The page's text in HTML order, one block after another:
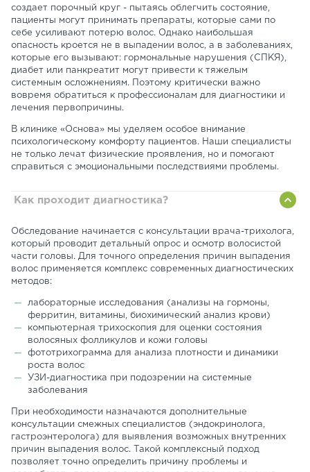
создает порочный круг - пытаясь облегчить состояние,
пациенты могут принимать препараты, которые сами по
себе усиливают потерю волос. Однако наибольшая
опасность кроется не в выпадении волос, а в заболеваниях,
которые его вызывают: гормональные нарушения (СПКЯ),
диабет или панкреатит могут привести к тяжелым
системным осложнениям. Поэтому критически важно
вовремя обратиться к профессионалам для диагностики и
лечения первопричины.
В клинике «Основа» мы уделяем особое внимание
психологическому комфорту пациентов. Наши специалисты
не только лечат физические проявления, но и помогают
справиться с эмоциональными последствиями проблемы.
Как проходит диагностика?
Обследование начинается с консультации врача-трихолога,
который проводит детальный опрос и осмотр волосистой
части головы. Для точного определения причин выпадения
волос применяется комплекс современных диагностических
методов:
лабораторные исследования (анализы на гормоны,
ферритин, витамины, биохимический анализ крови)
компьютерная трихоскопия для оценки состояния
волосяных фолликулов и кожи головы
фототрихограмма для анализа плотности и динамики
роста волос
УЗИ-диагностика при подозрении на системные
заболевания
При необходимости назначаются дополнительные
консультации смежных специалистов (эндокринолога,
гастроэнтеролога) для выявления возможных внутренних
причин выпадения волос. Такой комплексный подход
позволяет точно определить причину проблемы и